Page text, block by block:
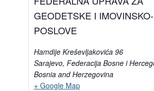
GEODETSKE I
POSLOVE
Hamdije Kreševljakovića 96
Sarajevo, Federacija Bosne i
Bosnia and Herzegovina
+ Google Map